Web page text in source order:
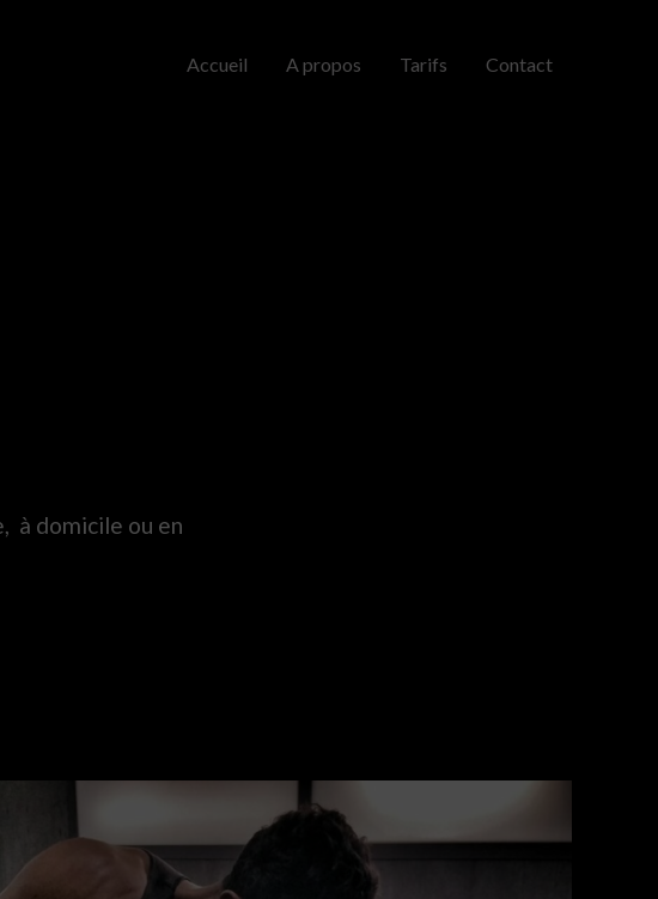
Accueil A propos Tarifs Contact
à domicile ou en